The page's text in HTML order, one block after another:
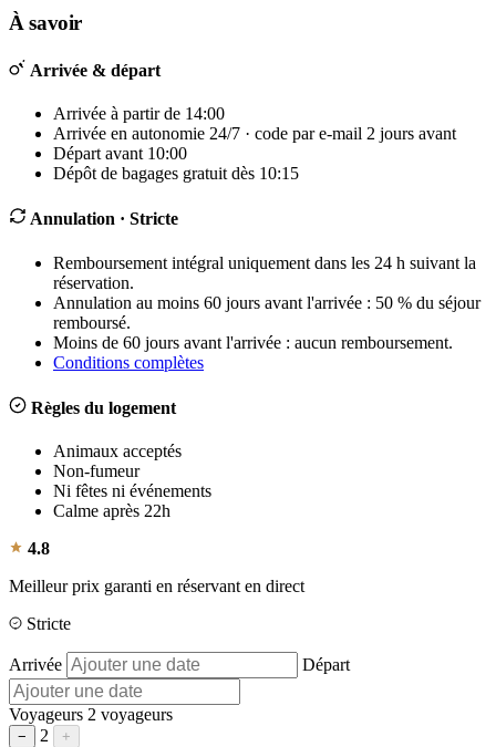
−
À savoir
Arrivée & départ
Arrivée à partir de 14:00
Arrivée en autonomie 24/7 · code par e-mail 2 jours avant
Départ avant 10:00
Dépôt de bagages gratuit dès 10:15
Annulation · Stricte
Remboursement intégral uniquement dans les 24 h suivant la
réservation.
Annulation au moins 60 jours avant l'arrivée : 50 % du séjour
remboursé.
Moins de 60 jours avant l'arrivée : aucun remboursement.
Conditions complètes
Règles du logement
Animaux acceptés
Non-fumeur
Ni fêtes ni événements
Calme après 22h
4.8
Meilleur prix garanti en réservant en direct
Stricte
Arrivée Départ
Voyageurs 2 voyageurs
− 2 +